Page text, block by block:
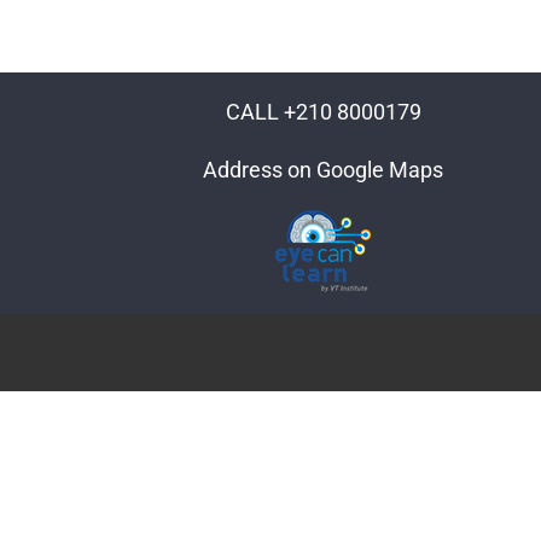
CALL +210 8000179
Address on Google Maps